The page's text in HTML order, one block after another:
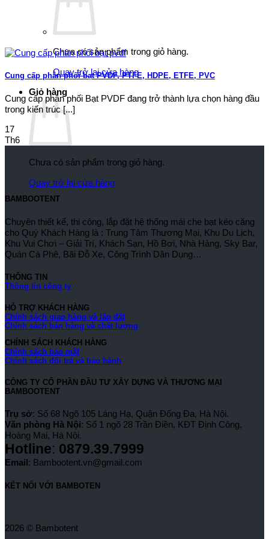
Chưa có sản phẩm trong giỏ hàng.
Quay trở lại cửa hàng
Giỏ hàng
Chưa có sản phẩm trong giỏ hàng.
Quay trở lại cửa hàng
Cung cấp phân phối bạt PVDF, PTFE, HDPE, ETFE, PVC
Cung cấp phân phối Bạt PVDF đang trở thành lựa chọn hàng đầu
trong kiến trúc [...]
17
Th6
BAMBOOTENT
Chuyên thiết kế, thi công, lắp đặt hệ thống mái che bạt kéo căng
cho Quý Khách Hàng là : Trung Tâm Thương Mại, Khu Du Lịch,
Khu Vui Chơi – Giải Trí, Khách Sạn, Hồ Bơi, Nhà Hàng, Sky Bar,
Quán Cà Phê, Bãi Đỗ Xe, Công Trình Dân Dụng…
THÔNG TIN
Thông tin công ty
HỖ TRỢ KHÁCH HÀNG
Chính sách giao hàng và lắp đặt
Chính sách bán hàng và chất lượng
CHÍNH SÁCH KHÁCH HÀNG
Chính sách bảo mật
Chính sách đổi trả và bảo hành
CÔNG TY CỔ PHẦN ĐẦU TƯ XÂY DỰNG VÀ THƯƠNG MẠI
BAMBOOTENT
Trụ sở: Số 68 Ngõ 105 Láng Hạ, Quận Đống Đa, Hà Nội.
Văn phòng Hà Nội: Số 1 ngõ 28 Trần Điền, KĐT Định Công,
Hoàng Mai, Hà Nội.
Hotline: 0879.39.7999
Email : Bambootent.vn@gmail.com
KẾT NỐI VỚI BAMBOTEN
2026 © Bambotent